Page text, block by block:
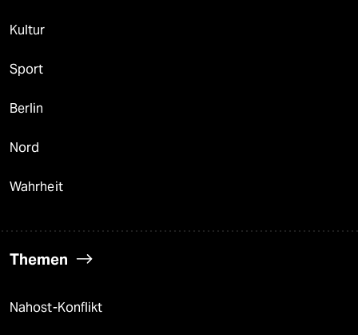
Kultur
Sport
Berlin
Nord
Wahrheit
Themen
Nahost-Konflikt